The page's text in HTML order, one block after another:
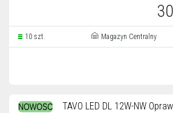
10 szt. Magazyn Centralny
TAVO LED DL 12W-NW